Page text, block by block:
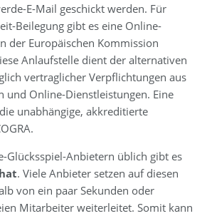
E-Mail geschickt werden. Für
Beilegung gibt es eine Online-
der Europäischen Kommission
Anlaufstelle dient der alternativen
vertraglicher Verpflichtungen aus
und Online-Dienstleistungen. Eine
unabhängige, akkreditierte
Glücksspiel-Anbietern üblich gibt es
. Viele Anbieter setzen auf diesen
von ein paar Sekunden oder
Mitarbeiter weiterleitet. Somit kann